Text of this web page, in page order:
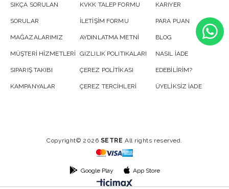
SIKÇA SORULAN
SORULAR
MAĞAZALARIMIZ
MÜŞTERİ HİZMETLERİ
SIPARIŞ TAKIBI
KAMPANYALAR
KVKK TALEP FORMU
İLETİŞİM FORMU
AYDINLATMA METNİ
GIZLILIK POLITIKALARI
ÇEREZ POLİTİKASI
ÇEREZ TERCİHLERİ
KARIYER
PARA PUAN
BLOG
NASIL İADE
EDEBİLİRİM?
ÜYELİKSİZ İADE
Copyright© 2026 SETRE All rights reserved.
Google Play App Store